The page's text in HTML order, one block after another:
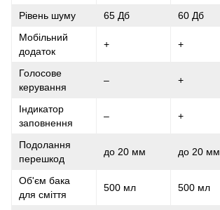
Рівень шуму 65 Дб 60 Дб
Мобільний
додаток
+ +
Голосове
керування
– +
Індикатор
заповнення
– +
Подолання
перешкод
до 20 мм до 20 мм
Об'єм бака
для сміття
500 мл 500 мл